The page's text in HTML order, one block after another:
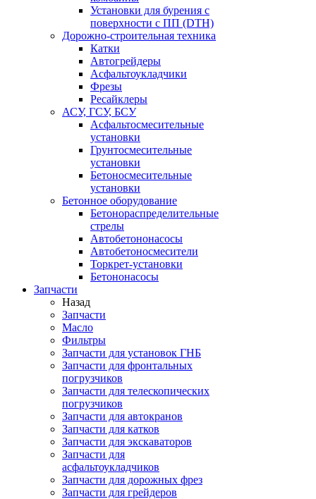
Установки для бурения с
поверхности с ПП (DTH)
Дорожно-строительная техника
Катки
Автогрейдеры
Асфальтоукладчики
Фрезы
Ресайклеры
АСУ, ГСУ, БСУ
Асфальтосмесительные
установки
Грунтосмесительные
установки
Бетоносмесительные
установки
Бетонное оборудование
Бетонораспределительные
стрелы
Автобетононасосы
Автобетоносмесители
Торкрет-установки
Бетононасосы
Запчасти
Назад
Запчасти
Масло
Фильтры
Запчасти для установок ГНБ
Запчасти для фронтальных
погрузчиков
Запчасти для телескопических
погрузчиков
Запчасти для автокранов
Запчасти для катков
Запчасти для экскаваторов
Запчасти для
асфальтоукладчиков
Запчасти для дорожных фрез
Запчасти для грейдеров